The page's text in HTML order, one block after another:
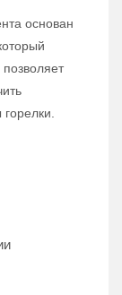
основан